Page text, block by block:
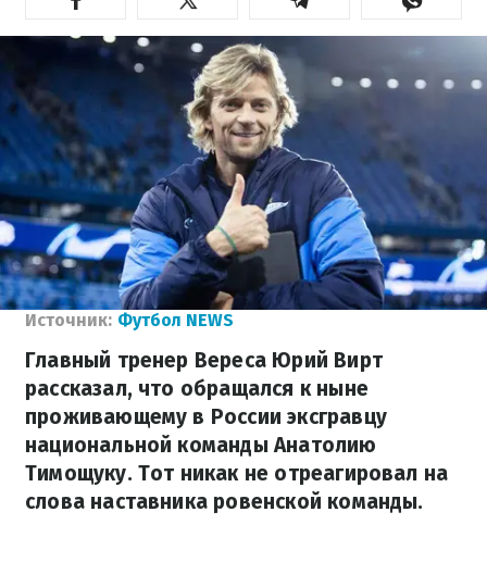
Источник: Футбол NEWS
Главный тренер Вереса Юрий Вирт
рассказал, что обращался к ныне
проживающему в России эксгравцу
национальной команды Анатолию
Тимощуку. Тот никак не отреагировал на
слова наставника ровенской команды.